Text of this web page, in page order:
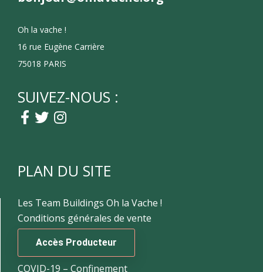
Oh la vache !
16 rue Eugène Carrière
75018 PARIS
SUIVEZ-NOUS :
PLAN DU SITE
Les Team Buildings Oh la Vache !
Conditions générales de vente
Accès Producteur
COVID-19 – Confinement